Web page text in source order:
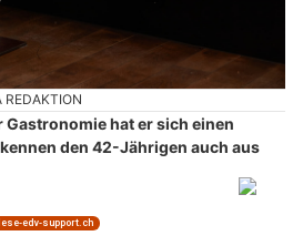
REDAKTION
hat er sich einen
den 42-Jährigen auch aus
setzt der Spitzenkoch auf klare
Herkunft. Ausgleich findet